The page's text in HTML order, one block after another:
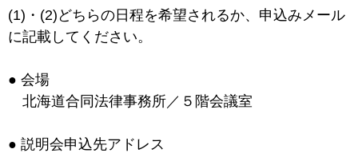
(1)・(2)どちらの日程を希望されるか、申込みメール
に記載してください。
● 会場
北海道合同法律事務所／５階会議室
● 説明会申込先アドレス